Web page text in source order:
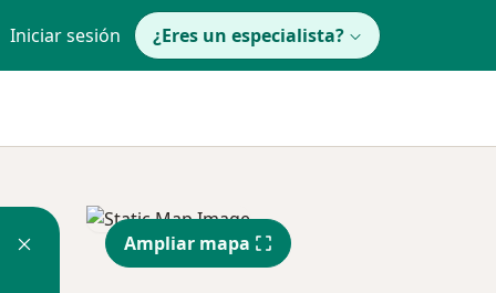
Iniciar sesión ¿Eres un especialista?
Ampliar mapa